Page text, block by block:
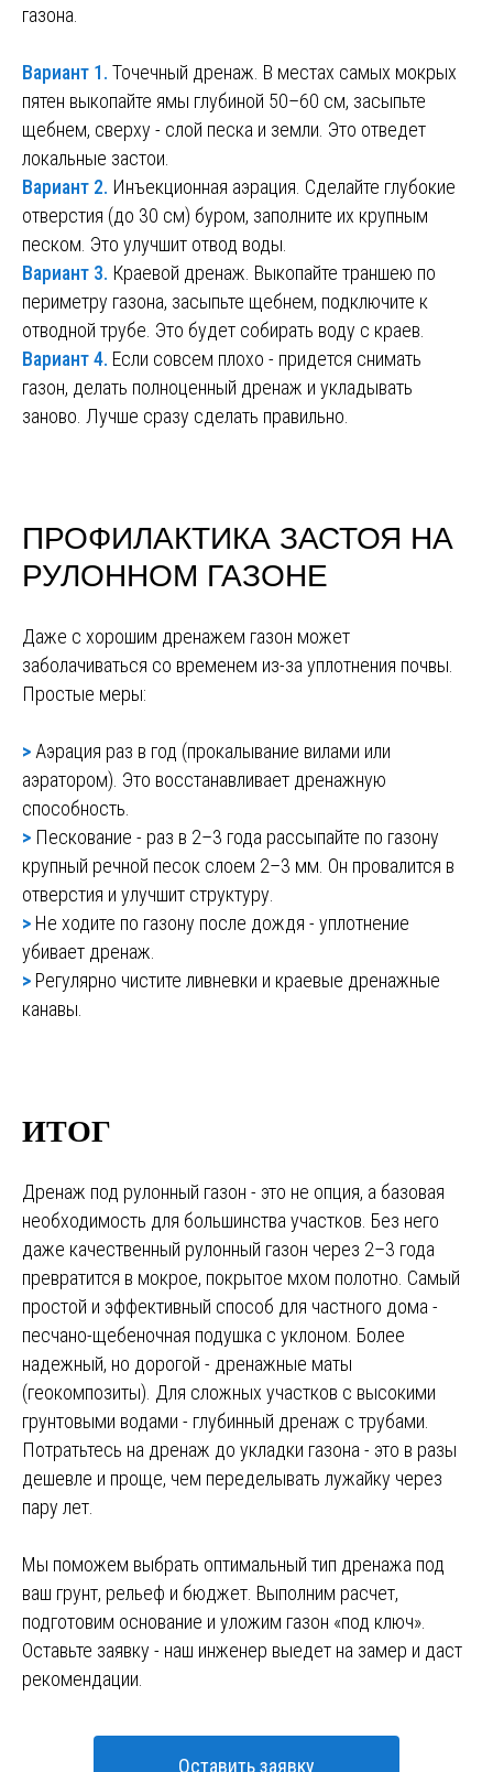
газона.
Вариант 1. Точечный дренаж. В местах самых мокрых
пятен выкопайте ямы глубиной 50–60 см, засыпьте
щебнем, сверху - слой песка и земли. Это отведет
локальные застои.
Вариант 2. Инъекционная аэрация. Сделайте глубокие
отверстия (до 30 см) буром, заполните их крупным
песком. Это улучшит отвод воды.
Вариант 3. Краевой дренаж. Выкопайте траншею по
периметру газона, засыпьте щебнем, подключите к
отводной трубе. Это будет собирать воду с краев.
Вариант 4. Если совсем плохо - придется снимать
газон, делать полноценный дренаж и укладывать
заново. Лучше сразу сделать правильно.
ПРОФИЛАКТИКА ЗАСТОЯ НА
РУЛОННОМ ГАЗОНЕ
Даже с хорошим дренажем газон может
заболачиваться со временем из-за уплотнения почвы.
Простые меры:
> Аэрация раз в год (прокалывание вилами или
аэратором). Это восстанавливает дренажную
способность.
> Пескование - раз в 2–3 года рассыпайте по газону
крупный речной песок слоем 2–3 мм. Он провалится в
отверстия и улучшит структуру.
> Не ходите по газону после дождя - уплотнение
убивает дренаж.
> Регулярно чистите ливневки и краевые дренажные
канавы.
ИТОГ
Дренаж под рулонный газон - это не опция, а базовая
необходимость для большинства участков. Без него
даже качественный рулонный газон через 2–3 года
превратится в мокрое, покрытое мхом полотно. Самый
простой и эффективный способ для частного дома -
песчано-щебеночная подушка с уклоном. Более
надежный, но дорогой - дренажные маты
(геокомпозиты). Для сложных участков с высокими
грунтовыми водами - глубинный дренаж с трубами.
Потратьтесь на дренаж до укладки газона - это в разы
дешевле и проще, чем переделывать лужайку через
пару лет.
Мы поможем выбрать оптимальный тип дренажа под
ваш грунт, рельеф и бюджет. Выполним расчет,
подготовим основание и уложим газон «под ключ».
Оставьте заявку - наш инженер выедет на замер и даст
рекомендации.
Оставить заявку